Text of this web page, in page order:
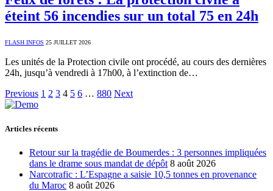
éteint 56 incendies sur un total 75 en 24h
FLASH INFOS 25 JUILLET 2026
Les unités de la Protection civile ont procédé, au cours des dernières
24h, jusqu’à vendredi à 17h00, à l’extinction de…
Previous 1 2 3 4 5 6 … 880 Next
Articles récents
Retour sur la tragédie de Boumerdes : 3 personnes impliquées
dans le drame sous mandat de dépôt 8 août 2026
Narcotrafic : L’Espagne a saisie 10,5 tonnes en provenance
du Maroc 8 août 2026